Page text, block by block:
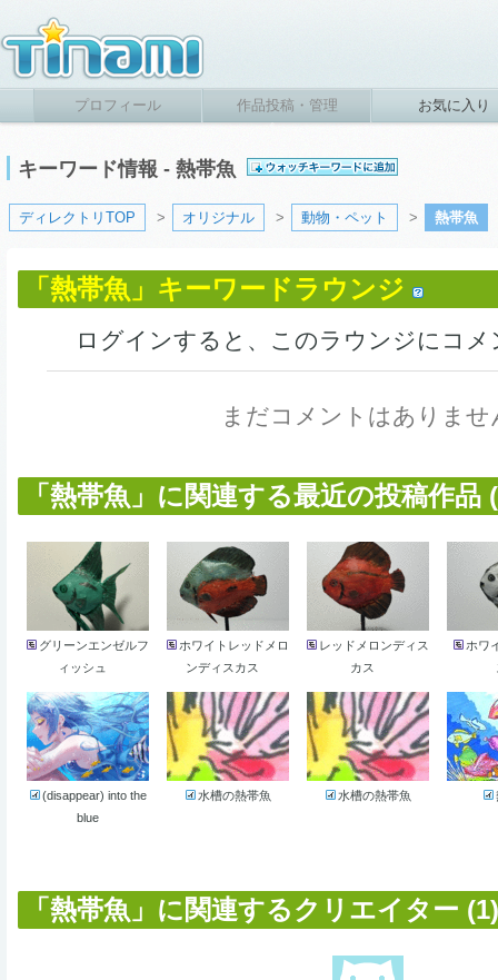
プロフィール 作品投稿・管理 お気に入り
キーワード情報 - 熱帯魚
ディレクトリTOP > オリジナル > 動物・ペット > 熱帯魚
「熱帯魚」キーワードラウンジ
ログインすると、このラウンジにコ
まだコメントはありませ
「熱帯魚」に関連する最近の投稿作品
グリーンエンゼルフ
ィッシュ
ホワイトレッドメロ
ンディスカス
レッドメロンディス
カス
ホワ
(disappear) into the
blue
水槽の熱帯魚 水槽の熱帯魚
「熱帯魚」に関連するクリエイター (1)